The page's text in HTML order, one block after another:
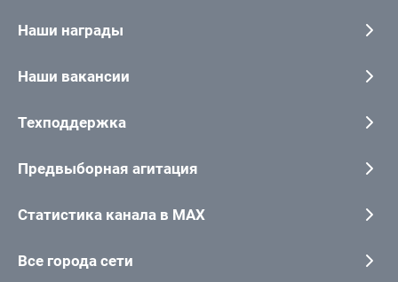
Наши награды
Наши вакансии
Техподдержка
Предвыборная агитация
Статистика канала в MAX
Все города сети